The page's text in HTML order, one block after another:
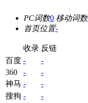
PC词数0 移动词数
首页位置-
收录 反链
百度 -
-
360
-
-
神马 -
-
搜狗 -
-